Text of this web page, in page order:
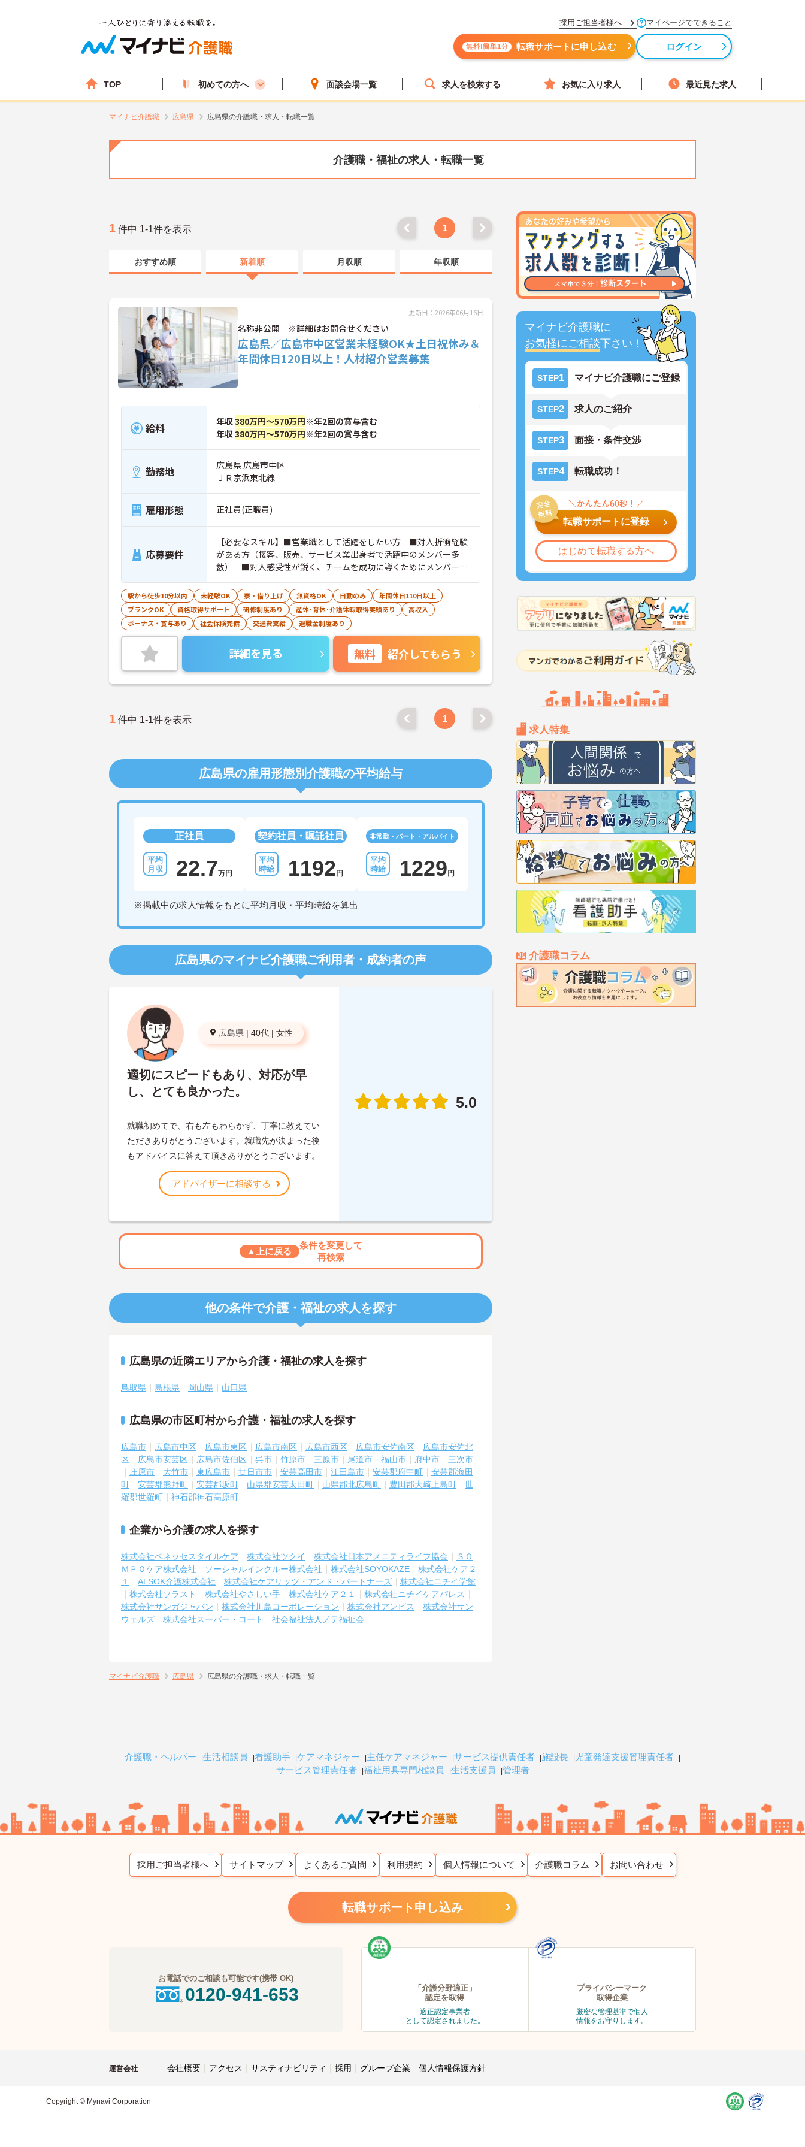
採用ご担当者様へ マイページでできること
無料!簡単1分 転職サポートに申し込む ログイン
TOP 初めての方へ 面談会場一覧 求人を検索する お気に入り求人 最近見た求人
マイナビ介護職 広島県 広島県の介護職・求人・転職一覧
介護職・福祉の求人・転職一覧
マイナビ介護職に
お気軽にご相談下さい！
STEP1 マイナビ介護職にご登録
STEP2 求人のご紹介
STEP3 面接・条件交渉
STEP4 転職成功！
転職サポートに登録
はじめて転職する方へ
求人特集
介護職コラム
1 件中 1-1件を表示 1
おすすめ順 新着順 月収順 年収順
更新日：2026年06月16日
名称非公開 ※詳細はお問合せください
広島県／広島市中区営業未経験OK★土日祝休み＆
年間休日120日以上！人材紹介営業募集
給料 年収380万円～570万円※年2回の賞与含む
年収380万円～570万円※年2回の賞与含む
勤務地
広島県 広島市中区
ＪＲ京浜東北線
雇用形態 正社員(正職員)
応募要件
【必要なスキル】■営業職として活躍をしたい方 ■対人折衝経験
がある方（接客、販売、サービス業出身者で活躍中のメンバー多
数） ■対人感受性が鋭く、チームを成功に導くためにメンバーに
情熱的に働きかけられる方 【求められる人物像】■指示待ちではな
く、自分で考え抜き、それを行動に移せる方■物事を柔軟に受け入
れられる方■目的意識が高い方
駅から徒歩10分以内 未経験OK 寮・借り上げ 無資格OK 日勤のみ
年間休日110日以上
ブランクOK
資格取得サポート 研修制度あり 産休･育休･介護休暇取得実績あり
高収入
ボーナス・賞与あり
社会保険完備 交通費支給 退職金制度あり
詳細を見る 無料 紹介してもらう
1 件中 1-1件を表示 1
広島県の雇用形態別介護職の平均給与
正社員
22.7万円
契約社員・嘱託社員
1192 円
非常勤・パート・アルバイト
1229 円
※掲載中の求人情報をもとに平均月収・平均時給を算出
広島県のマイナビ介護職ご利用者・成約者の声
広島県 | 40代 | 女性
適切にスピードもあり、対応が早
し、とても良かった。
就職初めてで、右も左もわらかず、丁寧に教えてい
ただきありがとうございます。就職先が決まった後
もアドバイスに答えて頂きありがとうございます。
アドバイザーに相談する
5.0
▲上に戻る
条件を変更して
再検索
他の条件で介護・福祉の求人を探す
広島県の近隣エリアから介護・福祉の求人を探す
鳥取県 島根県 岡山県 山口県
広島県の市区町村から介護・福祉の求人を探す
広島市 広島市中区 広島市東区 広島市南区 広島市西区 広島市安佐南区
広島市安佐北
区
広島市安芸区 広島市佐伯区 呉市 竹原市 三原市 尾道市 福山市 府中市
三次市
庄原市
大竹市 東広島市 廿日市市 安芸高田市 江田島市 安芸郡府中町
安芸郡海田
町
安芸郡熊野町 安芸郡坂町 山県郡安芸太田町 山県郡北広島町 豊田郡大崎上島町
世
羅郡世羅町
神石郡神石高原町
企業から介護の求人を探す
株式会社ベネッセスタイルケア 株式会社ツクイ 株式会社日本アメニティライフ協会
ＳＯ
ＭＰＯケア株式会社
ソーシャルインクルー株式会社 株式会社SOYOKAZE
株式会社ケア２
１
ALSOK介護株式会社 株式会社ケアリッツ・アンド・パートナーズ
株式会社ニチイ学館
株式会社ソラスト
株式会社やさしい手 株式会社ケア２１
株式会社ニチイケアパレス
株式会社サンガジャパン
株式会社川島コーポレーション 株式会社アンビス
株式会社サン
ウェルズ
株式会社スーパー・コート 社会福祉法人ノテ福祉会
マイナビ介護職 広島県 広島県の介護職・求人・転職一覧
介護職・ヘルパー 生活相談員 看護助手 ケアマネジャー 主任ケアマネジャー サービス提供責任者 施設長
児童発達支援管理責任者
サービス管理責任者
福祉用具専門相談員 生活支援員 管理者
採用ご担当者様へ サイトマップ よくあるご質問 利用規約 個人情報について 介護職コラム お問い合わせ
転職サポート申し込み
お電話でのご相談も可能です(携帯 OK)
0120-941-653
「介護分野適正」
認定を取得
適正認定事業者
として認定されました。
プライバシーマーク
取得企業
厳密な管理基準で個人
情報をお守りします。
運営会社 会社概要 アクセス サスティナビリティ 採用 グループ企業 個人情報保護方針
Copyright © Mynavi Corporation